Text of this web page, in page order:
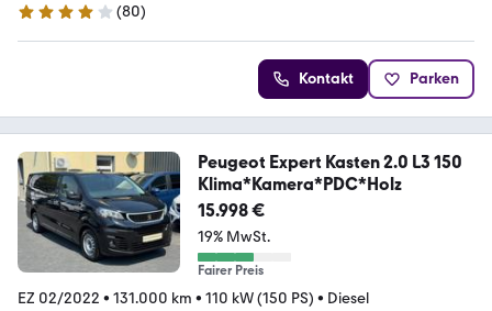
4 Sterne
(80)
Kontakt Parken
Peugeot Expert Kasten 2.0 L3 150
Klima*Kamera*PDC*Holz
15.998 €
19% MwSt.
Fairer Preis
EZ 02/2022 • 131.000 km • 110 kW (150 PS) • Diesel